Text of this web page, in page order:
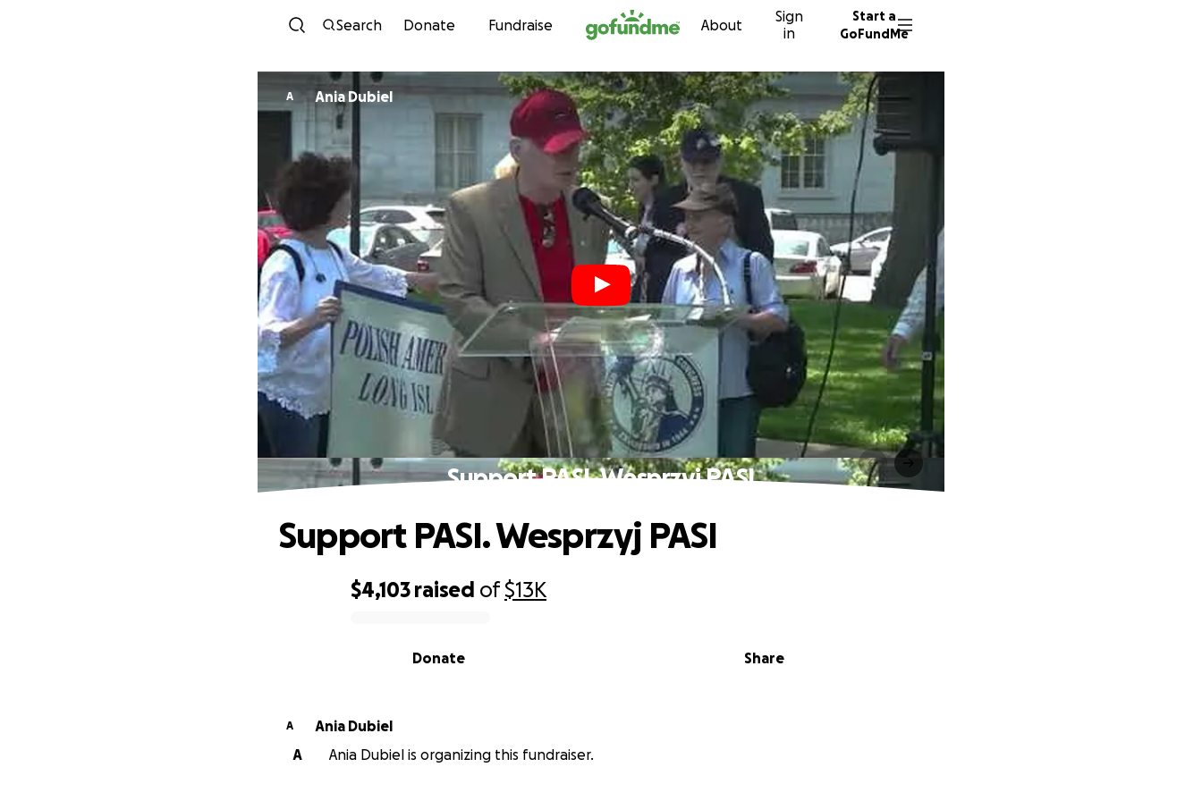
Skip to content
Search Donate Fundraise About
Sign
in
Start a
GoFundMe
A Ania Dubiel
Support PASI. Wesprzyj PASI
$4,103 raised of$13K
Share
Donate
Support PASI. Wesprzyj PASI
A
Ania Dubiel
A
Ania Dubiel is organizing this fundraiser.